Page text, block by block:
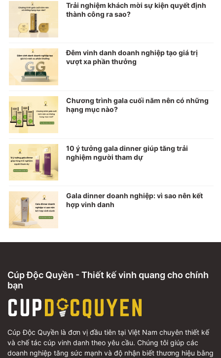
Trải nghiệm khách mời sự kiện quyết định
thành công ra sao?
Đêm vinh danh doanh nghiệp tạo giá trị
vượt xa phần thưởng
Chương trình gala cuối năm nên có những
hạng mục nào?
10 ý tưởng gala dinner giúp tăng trải
nghiệm người tham dự
Gala dinner doanh nghiệp: vì sao nên kết
hợp vinh danh
Cúp Độc Quyền - Thiết kế vinh quang cho chính
bạn
Cúp Độc Quyền là đơn vị đầu tiên tại Việt Nam chuyên thiết kế
và chế tác cúp vinh danh theo yêu cầu. Chúng tôi giúp các
doanh nghiệp tăng sức mạnh và độ nhận biết thương hiệu bằng